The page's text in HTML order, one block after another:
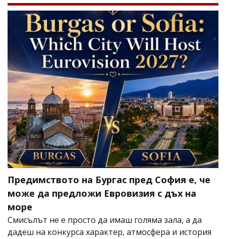
Предимството на Бургас пред София е, че
може да предложи Евровизия с дъх на
море
Смисълът не е просто да имаш голяма зала, а да
дадеш на конкурса характер, атмосфера и история